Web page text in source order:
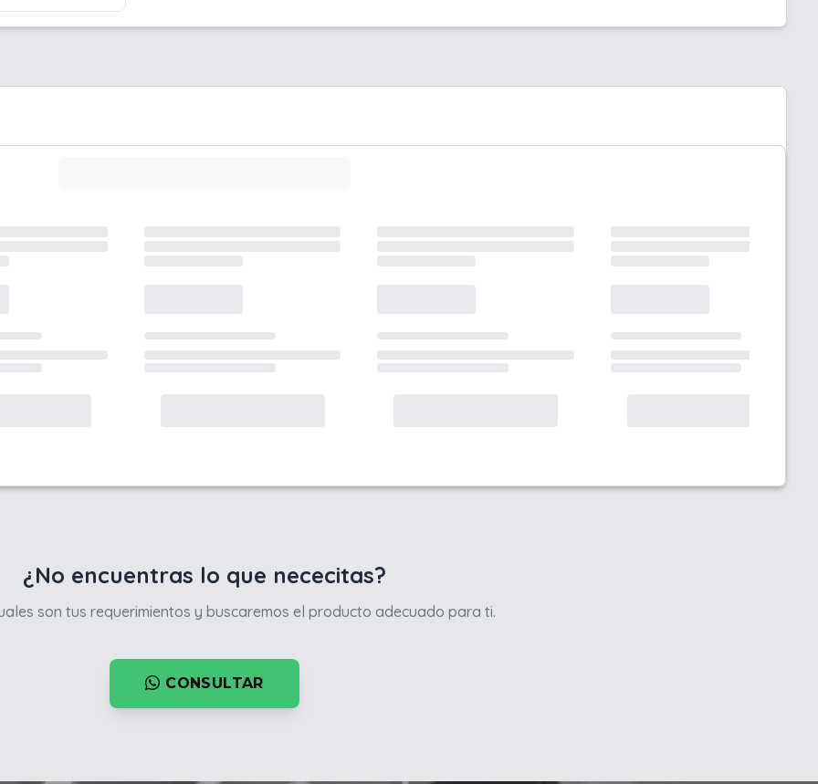
¿No encuentras lo que nececitas?
son tus requerimientos y buscaremos el producto adecuado para ti.
CONSULTAR